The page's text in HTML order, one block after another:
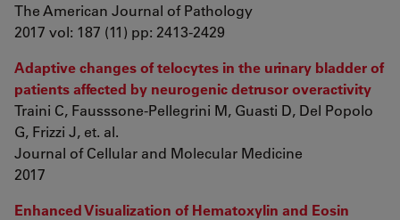
The American Journal of Pathology
2017 vol: 187 (11) pp: 2413-2429
Adaptive changes of telocytes in the urinary bladder of
patients affected by neurogenic detrusor overactivity
Traini C, Fausssone-Pellegrini M, Guasti D, Del Popolo
G, Frizzi J, et. al.
Journal of Cellular and Molecular Medicine
2017
Enhanced Visualization of Hematoxylin and Eosin